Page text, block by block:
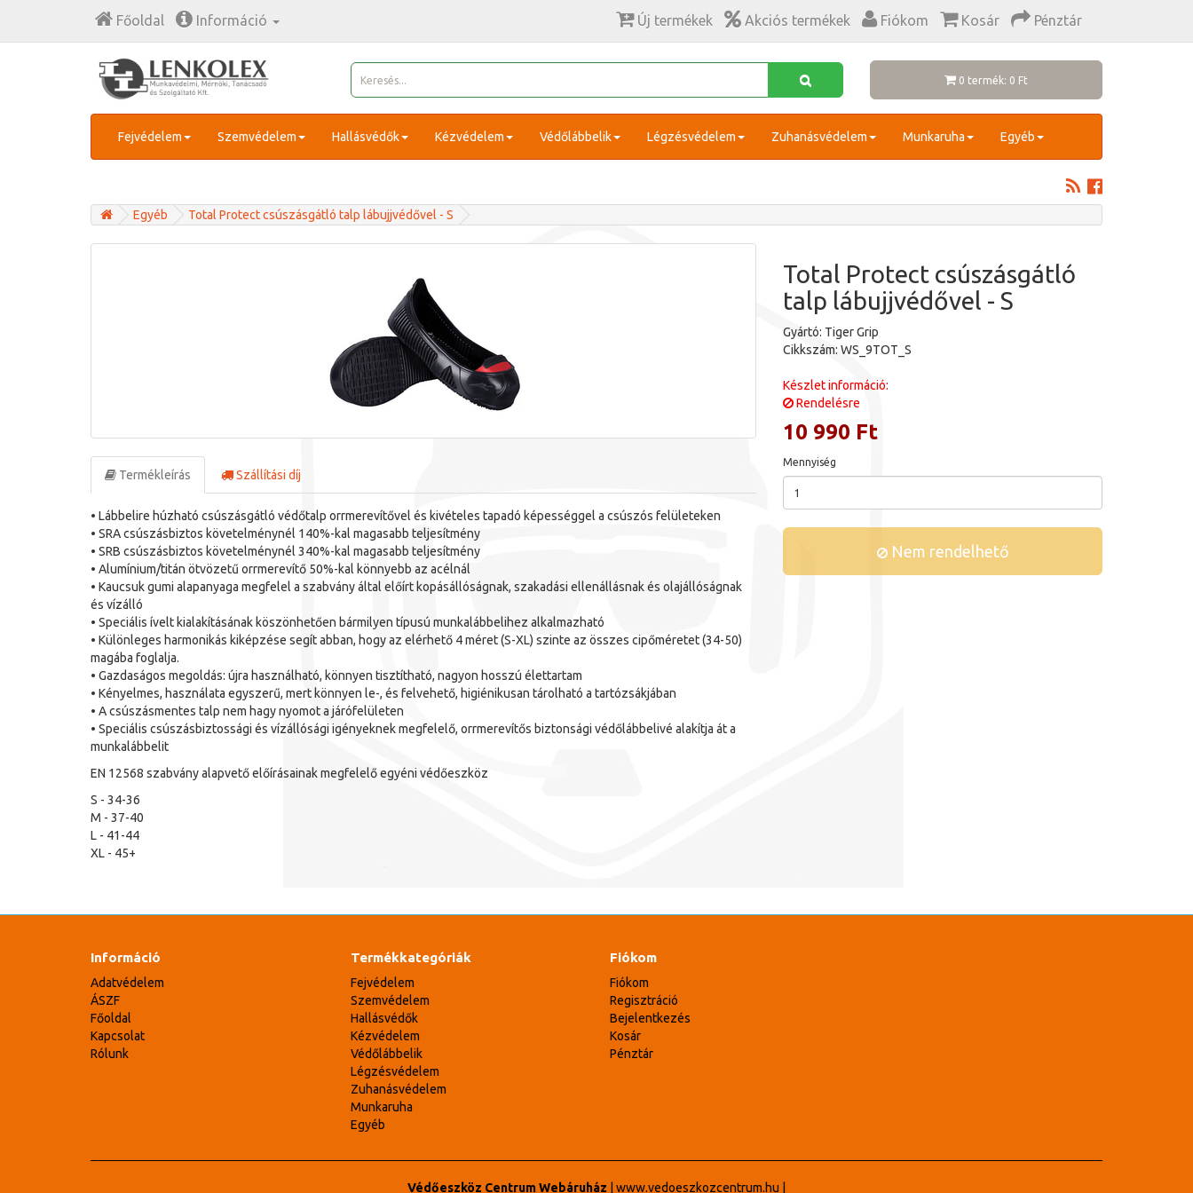
Főoldal Információ Új termékek Akciós termékek Fiókom Kosár Pénztár
0 termék: 0 Ft
Fejvédelem Szemvédelem Hallásvédők Kézvédelem Védőlábbelik Légzésvédelem Zuhanásvédelem Munkaruha Egyéb
Egyéb Total Protect csúszásgátló talp lábujjvédővel - S
Termékleírás Szállítási díj
• Lábbelire húzható csúszásgátló védőtalp orrmerevítővel és kivételes tapadó képességgel a csúszós felületeken
• SRA csúszásbiztos követelménynél 140%-kal magasabb teljesítmény
• SRB csúszásbiztos követelménynél 340%-kal magasabb teljesítmény
• Alumínium/titán ötvözetű orrmerevítő 50%-kal könnyebb az acélnál
• Kaucsuk gumi alapanyaga megfelel a szabvány által előírt kopásállóságnak, szakadási ellenállásnak és olajállóságnak
és vízálló
• Speciális ívelt kialakításának köszönhetően bármilyen típusú munkalábbelihez alkalmazható
• Különleges harmonikás kiképzése segít abban, hogy az elérhető 4 méret (S-XL) szinte az összes cipőméretet (34-50)
magába foglalja.
• Gazdaságos megoldás: újra használható, könnyen tisztítható, nagyon hosszú élettartam
• Kényelmes, használata egyszerű, mert könnyen le-, és felvehető, higiénikusan tárolható a tartózsákjában
• A csúszásmentes talp nem hagy nyomot a járófelületen
• Speciális csúszásbiztossági és vízállósági igényeknek megfelelő, orrmerevítős biztonsági védőlábbelivé alakítja át a
munkalábbelit
EN 12568 szabvány alapvető előírásainak megfelelő egyéni védőeszköz
S - 34-36
M - 37-40
L - 41-44
XL - 45+
Total Protect csúszásgátló
talp lábujjvédővel - S
Gyártó: Tiger Grip
Cikkszám: WS_9TOT_S
Készlet információ:
Rendelésre
10 990 Ft
Mennyiség
Nem rendelhető
Információ
Adatvédelem
ÁSZF
Főoldal
Kapcsolat
Rólunk
Termékkategóriák
Fejvédelem
Szemvédelem
Hallásvédők
Kézvédelem
Védőlábbelik
Légzésvédelem
Zuhanásvédelem
Munkaruha
Egyéb
Fiókom
Fiókom
Regisztráció
Bejelentkezés
Kosár
Pénztár
Védőeszköz Centrum Webáruház www.vedoeszkozcentrum.hu